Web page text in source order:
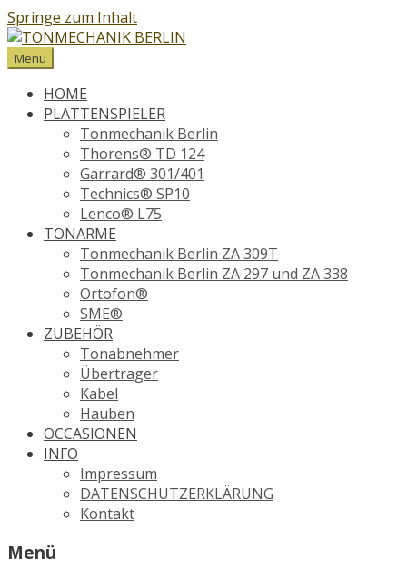
Springe zum Inhalt
Menu
HOME
PLATTENSPIELER
Tonmechanik Berlin
Thorens® TD 124
Garrard® 301/401
Technics® SP10
Lenco® L75
TONARME
Tonmechanik Berlin ZA 309T
Tonmechanik Berlin ZA 297 und ZA 338
Ortofon®
SME®
ZUBEHÖR
Tonabnehmer
Übertrager
Kabel
Hauben
OCCASIONEN
INFO
Impressum
DATENSCHUTZERKLÄRUNG
Kontakt
Menü